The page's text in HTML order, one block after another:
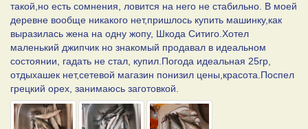
такой,но есть сомнения, ловится на него не стабильно. В моей
деревне вообще никакого нет,пришлось купить машинку,как
выразилась жена на одну жопу, Шкода Ситиго.Хотел
маленький джипчик но знакомый продавал в идеальном
состоянии, гадать не стал, купил.Погода идеальная 25гр,
отдыхашек нет,сетевой магазин понизил цены,красота.Поспел
грецкий орех, занимаюсь заготовкой.